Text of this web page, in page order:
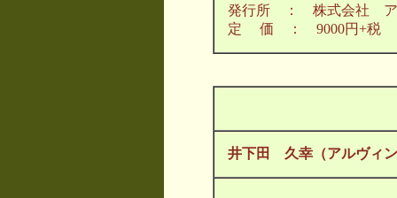
発行所 ： 株式会社 ア
定 価 ： 9000円+税
井下田 久幸（アルヴィ